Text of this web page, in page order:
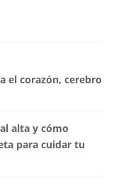
el corazón, cerebro
alta y cómo
para cuidar tu